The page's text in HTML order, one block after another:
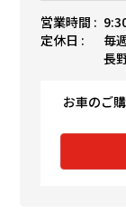
営業時間 :
定休日 :
毎
長
お車のご